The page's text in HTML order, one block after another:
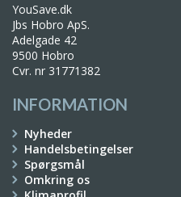
YouSave.dk
Jbs Hobro ApS.
Adelgade 42
9500 Hobro
Cvr. nr 31771382
INFORMATION
Nyheder
Handelsbetingelser
Spørgsmål
Omkring os